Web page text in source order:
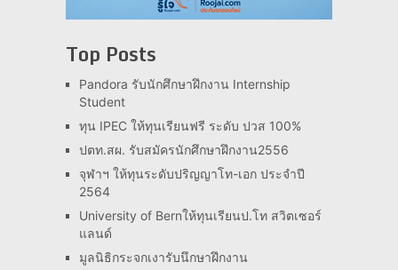
Top Posts
Pandora รับนักศึกษาฝึกงาน Internship
Student
ทุน IPEC ให้ทุนเรียนฟรี ระดับ ปวส 100%
ปตท.สผ. รับสมัครนักศึกษาฝึกงาน2556
จุฬาฯ ให้ทุนระดับปริญญาโท-เอก ประจำปี
2564
University of Bernให้ทุนเรียนป.โท สวิตเซอร์
แลนด์
มูลนิธิกระจกเงารับนึกษาฝึกงาน